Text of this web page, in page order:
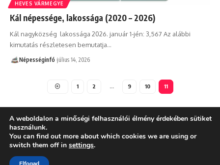
HEVES VÁRMEGYE
Kál népessége, lakossága (2020 – 2026)
Kál nagyközség lakossága 2026. január 1-jén: 3,567 Az alábbi
kimutatás részletesen bemutatja…
Népességinfó július 14, 2026
1 2 … 9 10 11
Lakosságinfó © 2025 - Magyarország népessége, Magyarország
Adatkezelési tájékoztató
A weboldalon a minőségi felhasználói élmény érdekében sütiket
használunk.
You can find out more about which cookies we are using or
switch them off in settings.